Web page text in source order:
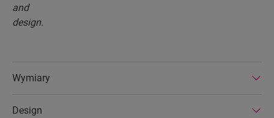
Wymiary
Design